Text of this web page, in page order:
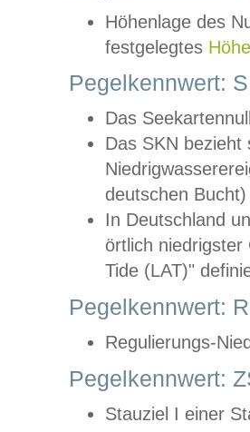
Höhenlage des
festgelegtes
Pegelkennwert:
Das
Das SKN
deutschen
In Deutschland
örtlich
Tide (LAT)"
Pegelkennwert:
Regulierungs-
Pegelkennwert:
Stauziel I einer